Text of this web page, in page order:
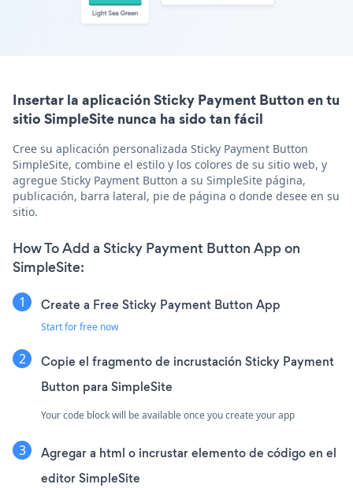
Insertar la aplicación Sticky Payment Button en tu
sitio SimpleSite nunca ha sido tan fácil
Cree su aplicación personalizada Sticky Payment Button
SimpleSite, combine el estilo y los colores de su sitio web, y
agregue Sticky Payment Button a su SimpleSite página,
publicación, barra lateral, pie de página o donde desee en su
sitio.
How To Add a Sticky Payment Button App on
SimpleSite:
Create a Free Sticky Payment Button App
Start for free now
Copie el fragmento de incrustación Sticky Payment
Button para SimpleSite
Your code block will be available once you create your app
Agregar a html o incrustar elemento de código en el
editor SimpleSite